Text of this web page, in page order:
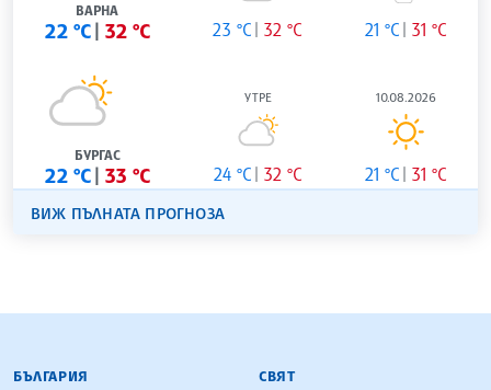
ВАРНА
22 °C 32 °C 23 °C 32 °C 21 °C 31 °C
БУРГАС
22 °C 33 °C
УТРЕ
24 °C 32 °C
10.08.2026
21 °C 31 °C
ВИЖ ПЪЛНАТА ПРОГНОЗА
БЪЛГАРСКА ТЕЛЕГРАФНА АГЕНЦИЯ
БЪЛГАРИЯ СВЯТ